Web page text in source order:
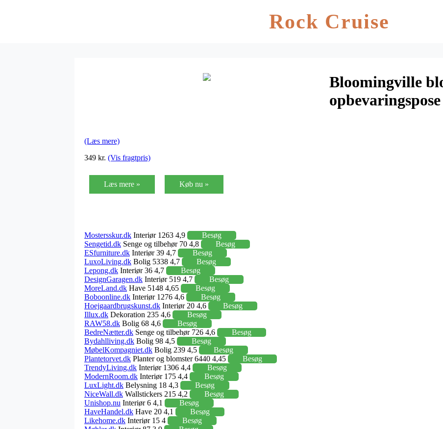
Rock Cruise
Bloomingville
(Læs mere)
349 kr. (Vis fragtpris)
Læs mere » Køb nu »
Mostersskur.dk Interiør 1263 4,9
Besøg
Sengetid.dk Senge og tilbehør 70 4,8
Besøg
ESfurniture.dk Interiør 39 4,7
Besøg
LuxoLiving.dk Bolig 5338 4,7
Besøg
Lepong.dk Interiør 36 4,7
Besøg
DesignGaragen.dk Interiør 519 4,7
Besøg
MoreLand.dk Have 5148 4,65
Besøg
Boboonline.dk Interiør 1276 4,6
Besøg
Hoejgaardbrugskunst.dk Interiør 20 4,6
Besøg
Illux.dk Dekoration 235 4,6
Besøg
RAW58.dk Bolig 68 4,6
Besøg
BedreNætter.dk Senge og tilbehør 726 4,6
Besøg
Bydahlliving.dk Bolig 98 4,5
Besøg
MøbelKompagniet.dk Bolig 239 4,5
Besøg
Plantetorvet.dk Planter og blomster 6440 4,45
Besøg
TrendyLiving.dk Interiør 1306 4,4
Besøg
ModernRoom.dk Interiør 175 4,4
Besøg
LuxLight.dk Belysning 18 4,3
Besøg
NiceWall.dk Wallstickers 215 4,2
Besøg
Unishop.nu Interiør 6 4,1
Besøg
HaveHandel.dk Have 20 4,1
Besøg
Likehome.dk Interiør 15 4
Besøg